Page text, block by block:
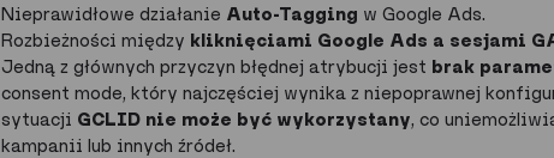
Nieprawidłowe działanie Auto-Tagging w Google Ads.
Rozbieżności między kliknięciami Google Ads a sesjami
Jedną z głównych przyczyn błędnej atrybucji jest brak
consent mode, który najczęściej wynika z niepoprawnej
sytuacji GCLID nie może być wykorzystany, co
kampanii lub innych źródeł.